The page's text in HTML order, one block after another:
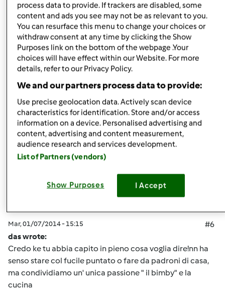
Mar, 01/07/2014 - 15:06
Credo ke tu abbia capito in pieno cosa voglia dire!nn ha
senso stare col fucile puntato o fare da padroni di casa,
ma condividiamo un' unica passione " il bimby" e la
cucina
In cima
Accedio registratiper poter commentare
Mar, 01/07/2014 - 15:15
#6
das wrote:
Credo ke tu abbia capito in pieno cosa voglia dire!nn ha
senso stare col fucile puntato o fare da padroni di casa,
ma condividiamo un' unica passione " il bimby" e la
cucina
process data to provide. If trackers are disabled, some
content and ads you see may not be as relevant to you.
You can resurface this menu to change your choices or
withdraw consent at any time by clicking the Show
Purposes link on the bottom of the webpage .Your
choices will have effect within our Website. For more
details, refer to our Privacy Policy.
We and our partners process data to provide:
Use precise geolocation data. Actively scan device
characteristics for identification. Store and/or access
information on a device. Personalised advertising and
content, advertising and content measurement,
audience research and services development.
List of Partners (vendors)
Show Purposes I Accept